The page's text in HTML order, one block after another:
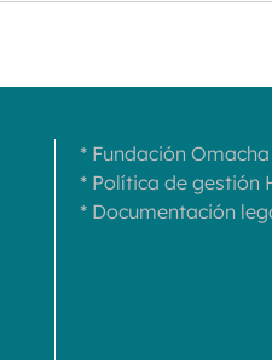
* Fundación Omacha
* Política de gestión
* Documentación